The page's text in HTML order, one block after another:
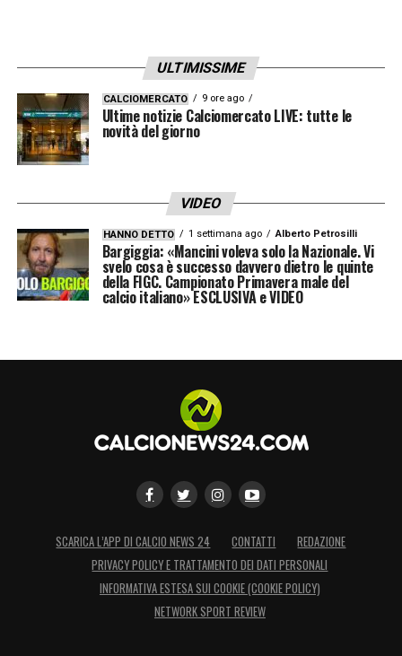
ULTIMISSIME
CALCIOMERCATO 9 ore ago
Ultime notizie Calciomercato LIVE: tutte le
novità del giorno
VIDEO
HANNO DETTO 1 settimana ago Alberto Petrosilli
Bargiggia: «Mancini voleva solo la Nazionale. Vi
svelo cosa è successo davvero dietro le quinte
della FIGC. Campionato Primavera male del
calcio italiano» ESCLUSIVA e VIDEO
SCARICA L’APP DI CALCIO NEWS 24 CONTATTI
REDAZIONE
PRIVACY POLICY E TRATTAMENTO DEI DATI PERSONALI
INFORMATIVA ESTESA SUI COOKIE (COOKIE POLICY)
NETWORK SPORT REVIEW